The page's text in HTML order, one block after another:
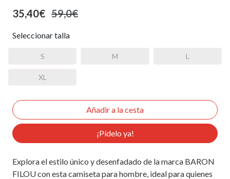
35,40€ 59,0€
Seleccionar talla
S M L
XL
¡Pídelo ya!
Explora el estilo único y desenfadado de la marca BARON
FILOU con esta camiseta para hombre, ideal para quienes